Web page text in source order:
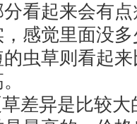
看起来会有
感觉里面没
虫草则看起
差异是比较